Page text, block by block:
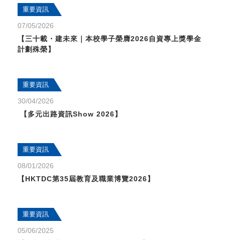
重要資訊
07/05/2026
【三十載・建未來｜本校學子榮膺2026自資專上獎學金
計劃殊榮】
重要資訊
30/04/2026
【多元出路資訊Show 2026】
重要資訊
08/01/2026
【HKTDC第35屆教育及職業博覽2026】
重要資訊
05/06/2025